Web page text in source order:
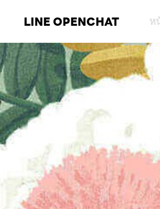
LINE OPENCHAT ห